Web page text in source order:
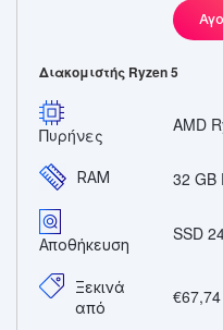
Διακομιστής Ryzen 5
Πυρήνες AMD
RAM 32 GB
Αποθήκευση
SSD
Ξεκινά
από
€67,74